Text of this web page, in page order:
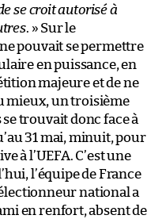
se croit autorisé à
. » Sur le
pouvait se permettre
en puissance, en
majeure et de ne
mieux, un troisième
trouvait donc face à
31 mai, minuit, pour
à l’UEFA. C’est une
l’équipe de France
national a
en renfort, absent de